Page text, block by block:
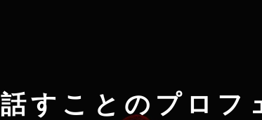
話すことのプロフ